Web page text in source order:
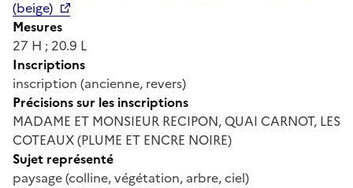
(beige)
Mesures
27 H ; 20.9 L
Inscriptions
inscription (ancienne, revers)
Précisions sur les inscriptions
MADAME ET MONSIEUR RECIPON, QUAI CARNOT, LES
COTEAUX (PLUME ET ENCRE NOIRE)
Sujet représenté
paysage (colline, végétation, arbre, ciel)